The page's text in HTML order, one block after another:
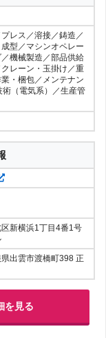
レス／溶接／鋳造／
型／マシンオペレー
機械製造／部品供給
レーン・玉掛け／重
・梱包／メンテナン
（電気系）／生産管
新横浜1丁目4番1号
県出雲市渡橋町398 正
を見る